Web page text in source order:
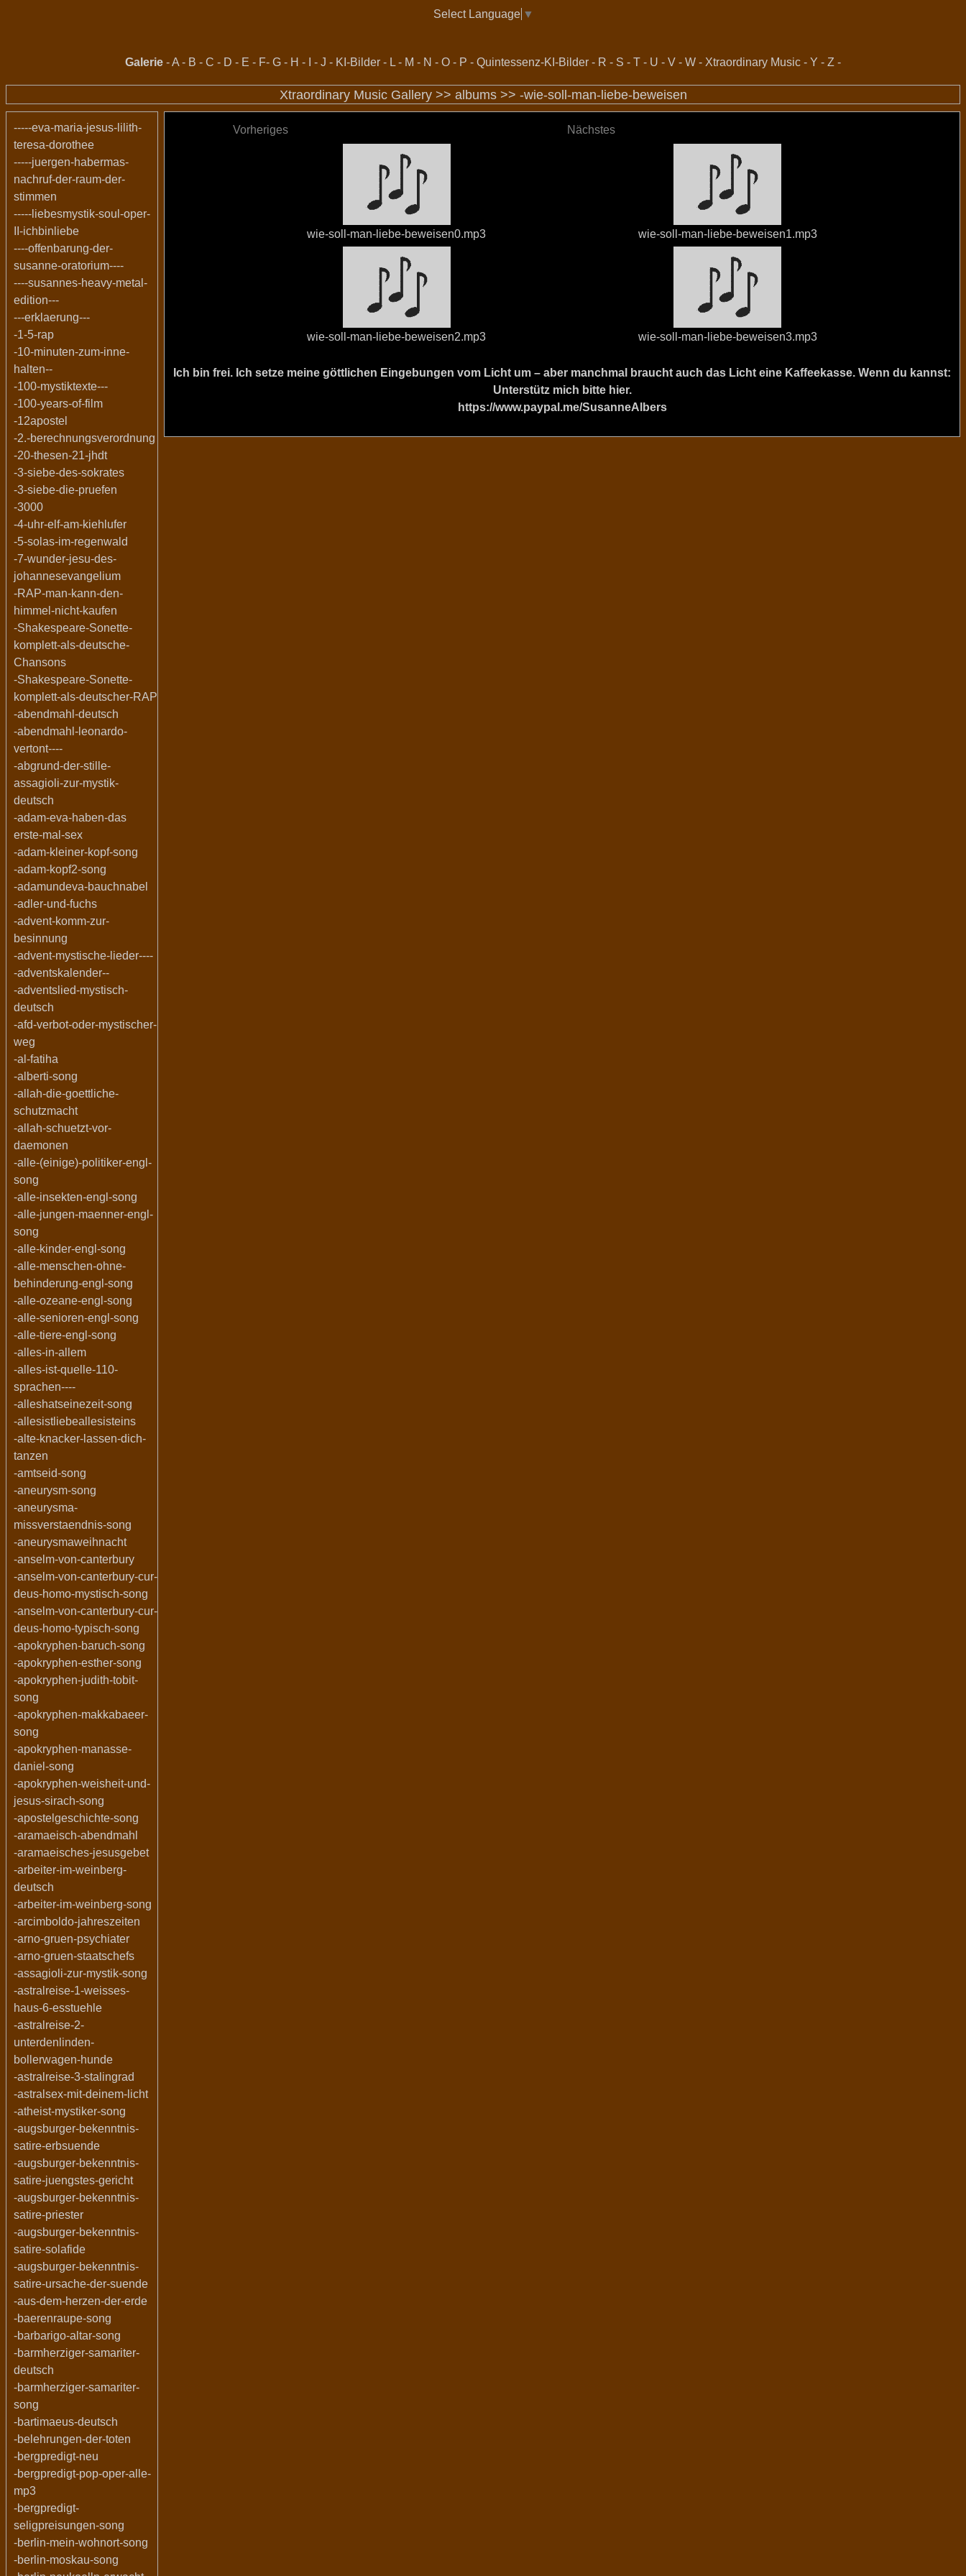
Select Language ▼
Galerie -A - B - C - D - E - F- G - H - - J - KI-Bilder - L - M - N - O - P - Quintessenz-KI-Bilder - R - S - T - U - V - W - Xtraordinary Music - Y - Z -
Xtraordinary Music Gallery >> albums>> -wie-soll-man-liebe-beweisen
-----eva-maria-jesus-lilith-
teresa-dorothee
-----juergen-habermas-
nachruf-der-raum-der-
stimmen
-----liebesmystik-soul-oper-
II-ichbinliebe
----offenbarung-der-
susanne-oratorium----
----susannes-heavy-metal-
edition---
---erklaerung---
-1-5-rap
-10-minuten-zum-inne-
halten--
-100-mystiktexte---
-100-years-of-film
-12apostel
-2.-berechnungsverordnung
-20-thesen-21-jhdt
-3-siebe-des-sokrates
-3-siebe-die-pruefen
-3000
-4-uhr-elf-am-kiehlufer
-5-solas-im-regenwald
-7-wunder-jesu-des-
johannesevangelium
-RAP-man-kann-den-
himmel-nicht-kaufen
-Shakespeare-Sonette-
komplett-als-deutsche-
Chansons
-Shakespeare-Sonette-
komplett-als-deutscher-RAP
-abendmahl-deutsch
-abendmahl-leonardo-
vertont----
-abgrund-der-stille-
assagioli-zur-mystik-
deutsch
-adam-eva-haben-das
erste-mal-sex
-adam-kleiner-kopf-song
-adam-kopf2-song
-adamundeva-bauchnabel
-adler-und-fuchs
-advent-komm-zur-
besinnung
-advent-mystische-lieder----
-adventskalender--
-adventslied-mystisch-
deutsch
-afd-verbot-oder-mystischer-
weg
-al-fatiha
-alberti-song
-allah-die-goettliche-
schutzmacht
-allah-schuetzt-vor-
daemonen
-alle-(einige)-politiker-engl-
song
-alle-insekten-engl-song
-alle-jungen-maenner-engl-
song
-alle-kinder-engl-song
-alle-menschen-ohne-
behinderung-engl-song
-alle-ozeane-engl-song
-alle-senioren-engl-song
-alle-tiere-engl-song
-alles-in-allem
-alles-ist-quelle-110-
sprachen----
-alleshatseinezeit-song
-allesistliebeallesisteins
-alte-knacker-lassen-dich-
tanzen
-amtseid-song
-aneurysm-song
-aneurysma-
missverstaendnis-song
-aneurysmaweihnacht
-anselm-von-canterbury
-anselm-von-canterbury-cur-
deus-homo-mystisch-song
-anselm-von-canterbury-cur-
deus-homo-typisch-song
-apokryphen-baruch-song
-apokryphen-esther-song
-apokryphen-judith-tobit-
song
-apokryphen-makkabaeer-
song
-apokryphen-manasse-
daniel-song
-apokryphen-weisheit-und-
jesus-sirach-song
-apostelgeschichte-song
-aramaeisch-abendmahl
-aramaeisches-jesusgebet
-arbeiter-im-weinberg-
deutsch
-arbeiter-im-weinberg-song
-arcimboldo-jahreszeiten
-arno-gruen-psychiater
-arno-gruen-staatschefs
-assagioli-zur-mystik-song
-astralreise-1-weisses-
haus-6-esstuehle
-astralreise-2-
unterdenlinden-
bollerwagen-hunde
-astralreise-3-stalingrad
-astralsex-mit-deinem-licht
-atheist-mystiker-song
-augsburger-bekenntnis-
satire-erbsuende
-augsburger-bekenntnis-
satire-juengstes-gericht
-augsburger-bekenntnis-
satire-priester
-augsburger-bekenntnis-
satire-solafide
-augsburger-bekenntnis-
satire-ursache-der-suende
-aus-dem-herzen-der-erde
-baerenraupe-song
-barbarigo-altar-song
-barmherziger-samariter-
deutsch
-barmherziger-samariter-
song
-bartimaeus-deutsch
-belehrungen-der-toten
-bergpredigt-neu
-bergpredigt-pop-oper-alle-
mp3
-bergpredigt-
seligpreisungen-song
-berlin-mein-wohnort-song
-berlin-moskau-song
Vorheriges Nächstes
wie-soll-man-liebe-beweisen0.mp3 wie-soll-man-liebe-beweisen1.mp3
wie-soll-man-liebe-beweisen2.mp3 wie-soll-man-liebe-beweisen3.mp3
Ich bin frei. Ich setze meine göttlichen Eingebungen vom Licht um – aber manchmal braucht auch das Licht eine Kaffeekasse. Wenn du kannst:
Unterstütz mich bitte hier.
https://www.paypal.me/SusanneAlbers